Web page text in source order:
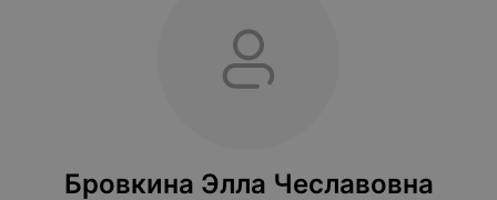
Бровкина Элла Чеславовна